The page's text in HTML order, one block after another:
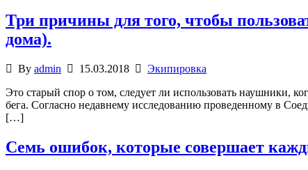
Три причины для того, чтобы
дома).
By admin 15.03.2018
Экипировка
Это старый спор о том, следует ли использовать наушники,
бега. Согласно недавнему исследованию проведенному в
[…]
Семь ошибок, которые совершает